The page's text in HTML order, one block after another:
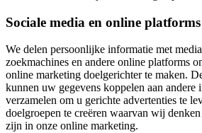
Sociale media en online platforms
We delen persoonlijke informatie met
zoekmachines en andere online platforms
online marketing doelgerichter te maken.
kunnen uw gegevens koppelen aan andere
verzamelen om u gerichte advertenties te
doelgroepen te creëren waarvan wij denken
zijn in onze online marketing.